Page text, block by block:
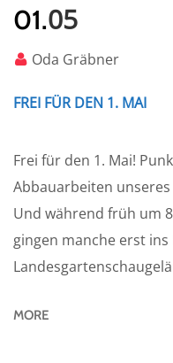
01.05
Oda Gräbner
FREI FÜR DEN 1. MAI
Frei für den 1. Mai!
Abbauarbeiten unseres
Und während früh um
gingen manche erst ins
MORE